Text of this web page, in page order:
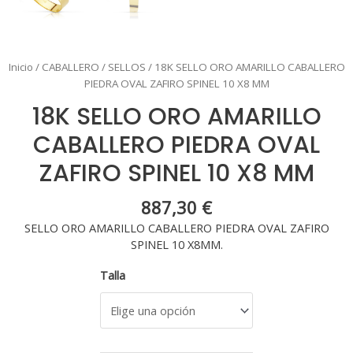
Inicio / CABALLERO / SELLOS / 18K SELLO ORO AMARILLO CABALLERO
PIEDRA OVAL ZAFIRO SPINEL 10 X8 MM
18K SELLO ORO AMARILLO
CABALLERO PIEDRA OVAL
ZAFIRO SPINEL 10 X8 MM
887,30 €
SELLO ORO AMARILLO CABALLERO PIEDRA OVAL ZAFIRO
SPINEL 10 X8MM.
Talla